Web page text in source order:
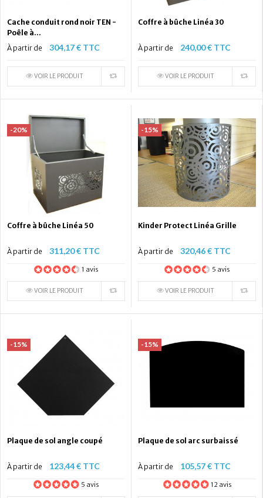
Cache conduit rond noir TEN -
Poêle à...
À partir de
304,17 € TTC
VOIR LE PRODUIT
Coffre à bûche Linéa 30
À partir de 240,00 € TTC
VOIR LE PRODUIT
-20%
Coffre à bûche Linéa 50
À partir de 311,20 € TTC
1 avis
VOIR LE PRODUIT
-15%
Kinder Protect Linéa Grille
À partir de 320,46 € TTC
5 avis
VOIR LE PRODUIT
-15%
Plaque de sol angle coupé
À partir de 123,44 € TTC
5 avis
-15%
Plaque de sol arc surbaissé
À partir de 105,57 € TTC
12 avis